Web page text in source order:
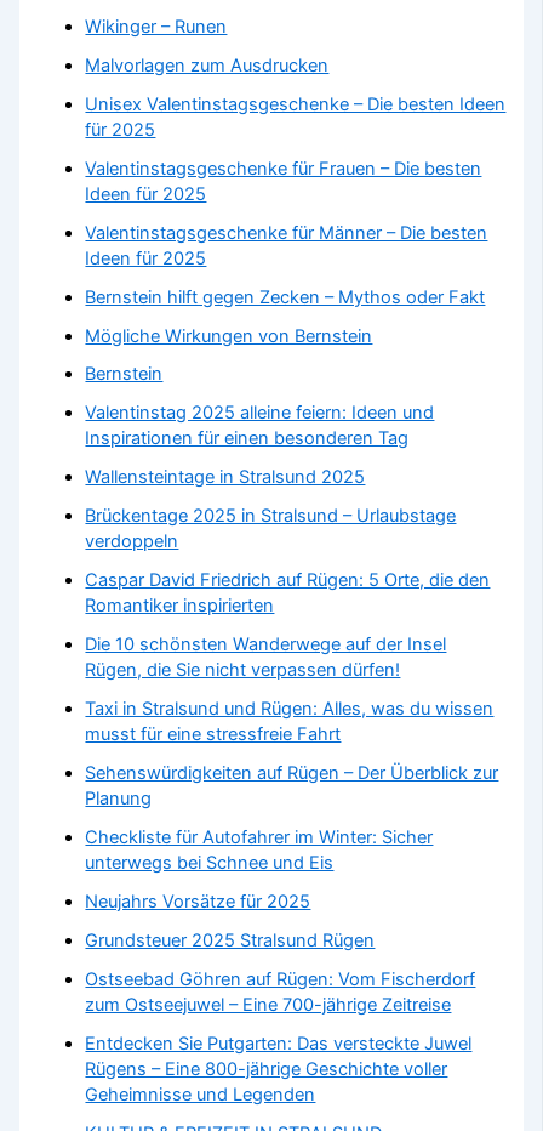
Wikinger – Runen
Malvorlagen zum Ausdrucken
Unisex Valentinstagsgeschenke – Die besten Ideen
für 2025
Valentinstagsgeschenke für Frauen – Die besten
Ideen für 2025
Valentinstagsgeschenke für Männer – Die besten
Ideen für 2025
Bernstein hilft gegen Zecken – Mythos oder Fakt
Mögliche Wirkungen von Bernstein
Bernstein
Valentinstag 2025 alleine feiern: Ideen und
Inspirationen für einen besonderen Tag
Wallensteintage in Stralsund 2025
Brückentage 2025 in Stralsund – Urlaubstage
verdoppeln
Caspar David Friedrich auf Rügen: 5 Orte, die den
Romantiker inspirierten
Die 10 schönsten Wanderwege auf der Insel
Rügen, die Sie nicht verpassen dürfen!
Taxi in Stralsund und Rügen: Alles, was du wissen
musst für eine stressfreie Fahrt
Sehenswürdigkeiten auf Rügen – Der Überblick zur
Planung
Checkliste für Autofahrer im Winter: Sicher
unterwegs bei Schnee und Eis
Neujahrs Vorsätze für 2025
Grundsteuer 2025 Stralsund Rügen
Ostseebad Göhren auf Rügen: Vom Fischerdorf
zum Ostseejuwel – Eine 700-jährige Zeitreise
Entdecken Sie Putgarten: Das versteckte Juwel
Rügens – Eine 800-jährige Geschichte voller
Geheimnisse und Legenden